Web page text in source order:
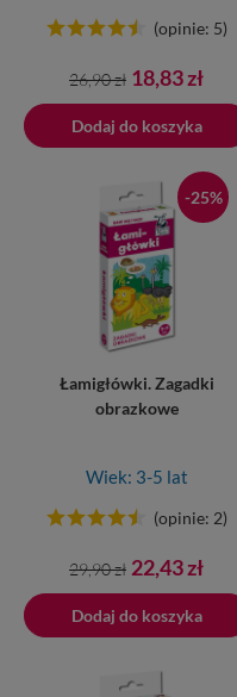
(opinie: 5)
Cena
podstawowa
26,90 zł Cena
18,83 zł
Dodaj do koszyka
Dodano do koszyka
-25%
Łamigłówki. Zagadki
obrazkowe
Wiek: 3-5 lat
(opinie: 2)
Cena
podstawowa
29,90 zł Cena
22,43 zł
Dodaj do koszyka
Dodano do koszyka